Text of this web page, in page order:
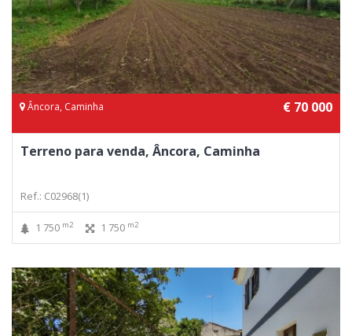
Âncora, Caminha € 70 000
Terreno para venda, Âncora, Caminha
Ref.: C02968(1)
1 750 m2 1 750 m2